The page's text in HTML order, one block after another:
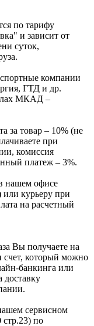
по тарифу
и зависит от
суток,
компании
ГТД и др.
МКАД –
за товар – 10% (не
при
комиссия
платеж – 3%.
нашем офисе
или курьеру при
на расчетный
Вы получаете на
счет, который можно
банкинга или
доставку
сервисном
стр.23) по